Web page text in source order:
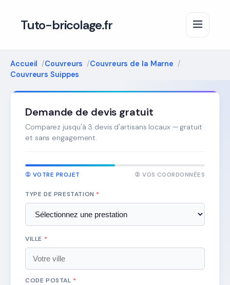
Tuto-bricolage.fr
Accueil Couvreurs
Couvreurs de la Marne
Couvreurs Suippes
Demande de devis gratuit
Comparez jusqu'à 3 devis d'artisans locaux — gratuit
et sans engagement.
① VOTRE PROJET ② VOS COORDONNÉES
TYPE DE PRESTATION *
VILLE *
CODE POSTAL *